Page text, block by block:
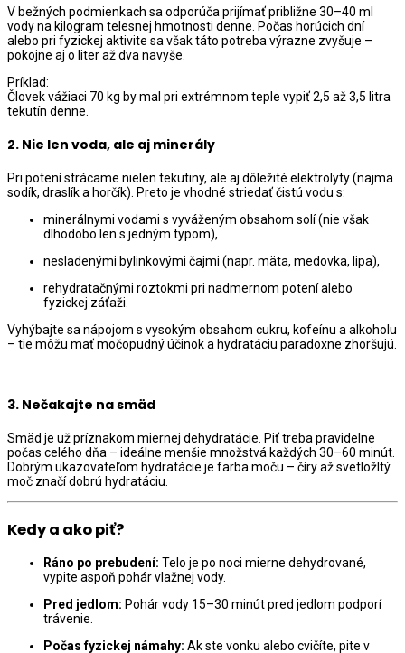
V bežných podmienkach sa odporúča prijímať približne 30–40 ml
vody na kilogram telesnej hmotnosti denne. Počas horúcich dní
alebo pri fyzickej aktivite sa však táto potreba výrazne zvyšuje –
pokojne aj o liter až dva navyše.
Príklad:
Človek vážiaci 70 kg by mal pri extrémnom teple vypiť 2,5 až 3,5 litra
tekutín denne.
2. Nie len voda, ale aj minerály
Pri potení strácame nielen tekutiny, ale aj dôležité elektrolyty (najmä
sodík, draslík a horčík). Preto je vhodné striedať čistú vodu s:
minerálnymi vodami s vyváženým obsahom solí (nie však
dlhodobo len s jedným typom),
nesladenými bylinkovými čajmi (napr. mäta, medovka, lipa),
rehydratačnými roztokmi pri nadmernom potení alebo
fyzickej záťaži.
Vyhýbajte sa nápojom s vysokým obsahom cukru, kofeínu a alkoholu
– tie môžu mať močopudný účinok a hydratáciu paradoxne zhoršujú.
3. Nečakajte na smäd
Smäd je už príznakom miernej dehydratácie. Piť treba pravidelne
počas celého dňa – ideálne menšie množstvá každých 30–60 minút.
Dobrým ukazovateľom hydratácie je farba moču – číry až svetložltý
moč značí dobrú hydratáciu.
Kedy a ako piť?
Ráno po prebudení: Telo je po noci mierne dehydrované,
vypite aspoň pohár vlažnej vody.
Pred jedlom: Pohár vody 15–30 minút pred jedlom podporí
trávenie.
Počas fyzickej námahy: Ak ste vonku alebo cvičíte, pite v